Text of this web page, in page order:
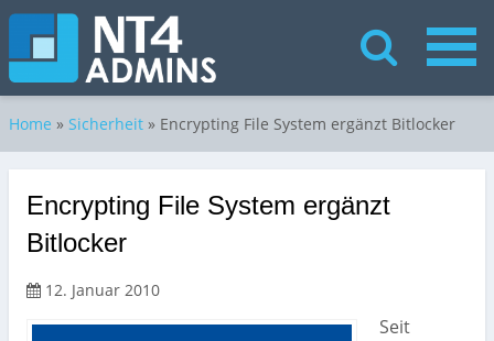
Home » Sicherheit » Encrypting File System ergänzt Bitlocker
Encrypting File System ergänzt
Bitlocker
12. Januar 2010
Seit